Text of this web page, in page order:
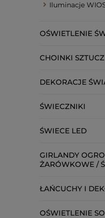
Iluminacje
OŚWIETLENIE
CHOINKI
DEKORACJE
ŚWIECZNIKI
ŚWIECE LED
GIRLANDY
ŻARÓWKOWE /
ŁAŃCUCHY I
OŚWIETLENIE